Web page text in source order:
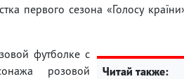
первого сезона «Голосу
Читай также:
футболке с
розовой